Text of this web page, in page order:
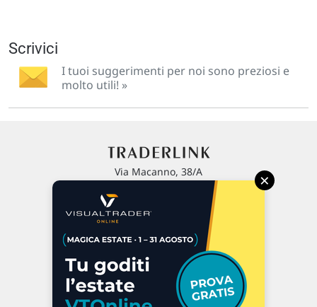
Scrivici
I tuoi suggerimenti per noi sono preziosi e
molto utili! »
Via Macanno, 38/A
P.IVA 02 452 460 401
Chi siamo
Commenti e segnalazioni
Contattaci
×